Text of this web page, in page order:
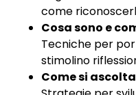
come
Cosa sono e
Tecniche per
stimolino
Come si